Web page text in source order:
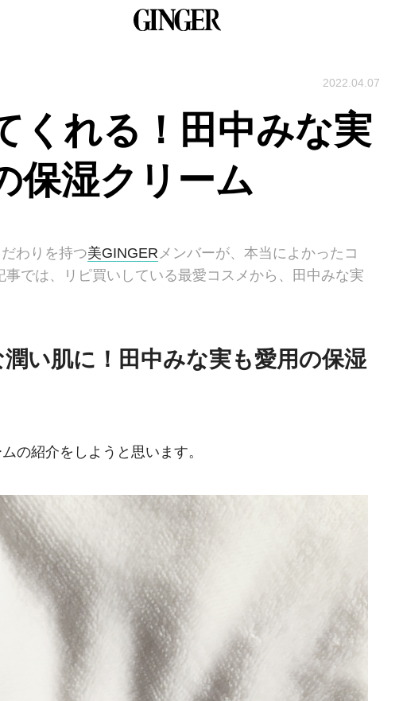
2022.04.07
くれる！田中みな実
保湿クリーム
わりを持つ美GINGER メンバーが、本当によかったコ
では、リピ買いしている最愛コスメから、田中みな実
潤い肌に！田中みな実も愛用の保湿
の紹介をしようと思います。